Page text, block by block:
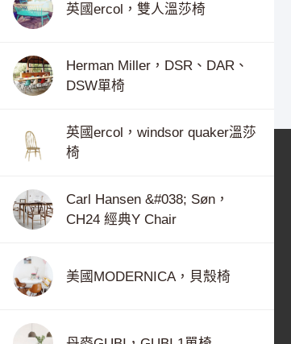
英國ercol，雙人溫莎椅
Herman Miller，DSR、DAR、
DSW單椅
英國ercol，windsor quaker溫莎
椅
Carl Hansen &#038; Søn，
CH24 經典Y Chair
美國MODERNICA，貝殼椅